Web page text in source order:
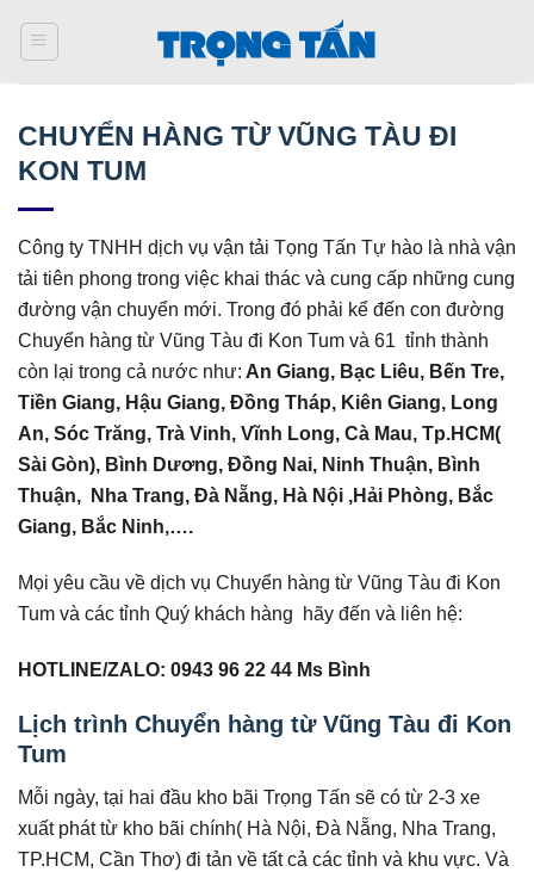
qua
CHUYỂN HÀNG TỪ VŨNG TÀU ĐI
KON TUM
Công ty TNHH dịch vụ vận tải Tọng Tấn Tự hào là nhà vận
tải tiên phong trong việc khai thác và cung cấp những cung
đường vận chuyển mới. Trong đó phải kể đến con đường
Chuyển hàng từ Vũng Tàu đi Kon Tum và 61 tỉnh thành
còn lại trong cả nước như: An Giang, Bạc Liêu, Bến Tre,
Tiền Giang, Hậu Giang, Đồng Tháp, Kiên Giang, Long
An, Sóc Trăng, Trà Vinh, Vĩnh Long, Cà Mau, Tp.HCM(
Sài Gòn), Bình Dương, Đồng Nai, Ninh Thuận, Bình
Thuận, Nha Trang, Đà Nẵng, Hà Nội ,Hải Phòng, Bắc
Giang, Bắc Ninh,….
Mọi yêu cầu về dịch vụ Chuyển hàng từ Vũng Tàu đi Kon
Tum và các tỉnh Quý khách hàng hãy đến và liên hệ:
HOTLINE/ZALO: 0943 96 22 44 Ms Bình
Lịch trình Chuyển hàng từ Vũng Tàu đi Kon
Tum
Mỗi ngày, tại hai đầu kho bãi Trọng Tấn sẽ có từ 2-3 xe
xuất phát từ kho bãi chính( Hà Nội, Đà Nẵng, Nha Trang,
TP.HCM, Cần Thơ) đi tản về tất cả các tỉnh và khu vực. Và